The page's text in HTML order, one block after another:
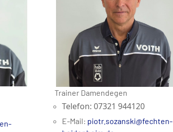
Trainer Damendegen
Telefon: 07321 944120
E-Mail: piotr.sozanski@fechten-